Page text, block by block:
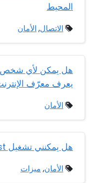
المحيط
الاتصال, الأمان
هل يمكن لأي شخص
يعرف معرّف
الأمان
هل يمكنني تشغيل Host في وضع مخفي؟
الأمان, ميزات